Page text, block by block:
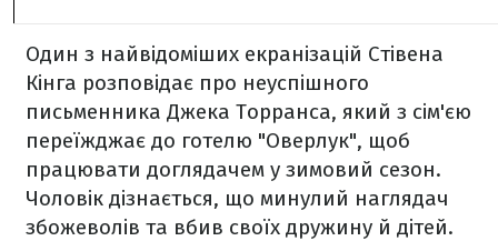
Один з найвідоміших екранізацій Стівена
Кінга розповідає про неуспішного
письменника Джека Торранса, який з сім'єю
переїжджає до готелю "Оверлук", щоб
працювати доглядачем у зимовий сезон.
Чоловік дізнається, що минулий наглядач
збожеволів та вбив своїх дружину й дітей.